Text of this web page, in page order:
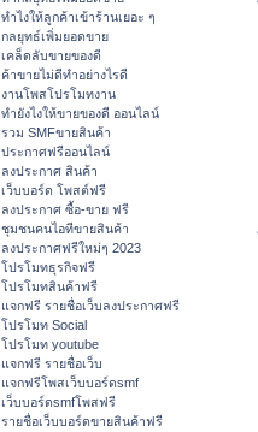
ทําไงให้ลูกค้าเข้าร้านเยอะ ๆ
กลยุทธ์เพิ่มยอดขาย
เคล็ดลับขายของดี
ค้าขายไม่ดีทำอย่างไรดี
งานโพสโปรโมทงาน
ทํายังไงให้ขายของดี ออนไลน์
รวม SMFขายสินค้า
ประกาศฟรีออนไลน์
ลงประกาศ สินค้า
เว็บบอร์ด โพสต์ฟรี
ลงประกาศ ซื้อ-ขาย ฟรี
ชุมชนคนไอทีขายสินค้า
ลงประกาศฟรีใหม่ๆ 2023
โปรโมทธุรกิจฟรี
โปรโมทสินค้าฟรี
แจกฟรี รายชื่อเว็บลงประกาศฟรี
โปรโมท Social
โปรโมท youtube
แจกฟรี รายชื่อเว็บ
แจกฟรีโพสเว็บบอร์ดsmf
เว็บบอร์ดsmfโพสฟรี
รายชื่อเว็บบอร์ดขายสินค้าฟรี